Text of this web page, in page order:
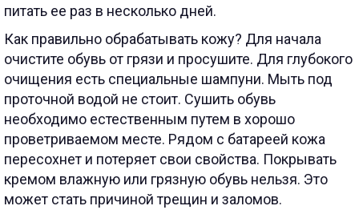
питать ее раз в несколько дней.
Как правильно обрабатывать кожу? Для начала
очистите обувь от грязи и просушите. Для глубокого
очищения есть специальные шампуни. Мыть под
проточной водой не стоит. Сушить обувь
необходимо естественным путем в хорошо
проветриваемом месте. Рядом с батареей кожа
пересохнет и потеряет свои свойства. Покрывать
кремом влажную или грязную обувь нельзя. Это
может стать причиной трещин и заломов.